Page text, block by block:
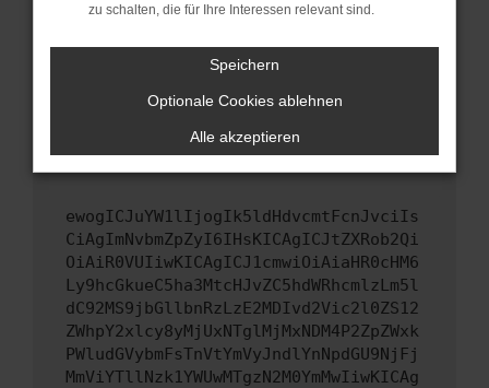
unterstützt werden.
Wende dich an den Webseitenbetreiber.
Wenn du alle oben genannten Schritte versucht
hast, kontaktiere uns bitte. Wir werden
versuchen, das Problem zu beheben. Du kannst
uns diesen Text schicken, um uns bei der
ewogICJuYW1lIjogIk5ldHdvcmtFcnJvciIs
CiAgImNvbmZpZyI6IHsKICAgICJtZXRob2Qi
OiAiR0VUIiwKICAgICJ1cmwiOiAiaHR0cHM6
Ly9hcGkueC5ha3MtcHJvZC5hdWRhcmlzLm5l
dC92MS9jbGllbnRzLzE2MDIvd2Vic2l0ZS12
ZWhpY2xlcy8yMjUxNTglMjMxNDM4P2ZpZWxk
PWludGVybmFsTnVtYmVyJndlYnNpdGU9NjFj
MmViYTllNzk1YWUwMTgzN2M0YmMwIiwKICAg
zu schalten, die für Ihre Interessen relevant sind.
Speichern
Optionale Cookies ablehnen
Alle akzeptieren